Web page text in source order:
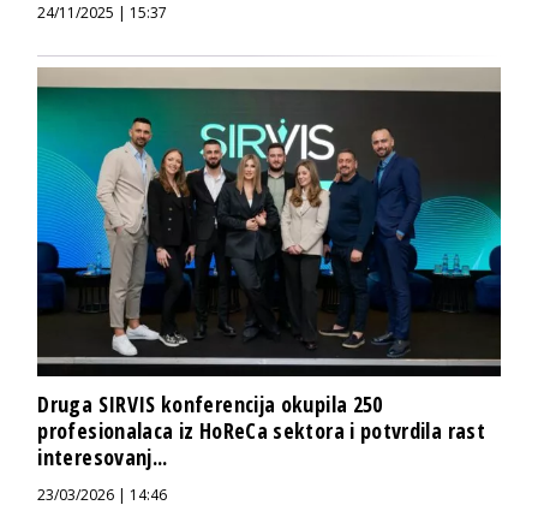
24/11/2025 | 15:37
Druga SIRVIS konferencija okupila 250
profesionalaca iz HoReCa sektora i potvrdila rast
interesovanj...
23/03/2026 | 14:46